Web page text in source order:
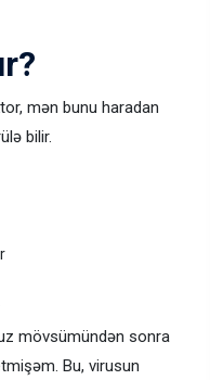
mən bunu haradan
bilir.
mövsümündən sonra
Bu, virusun